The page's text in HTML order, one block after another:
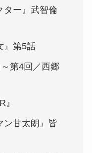
ター』武智倫
』第5話
第4回／西郷
ン甘太朗』皆